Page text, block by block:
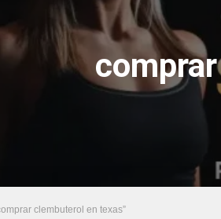
clembuterol en texas”